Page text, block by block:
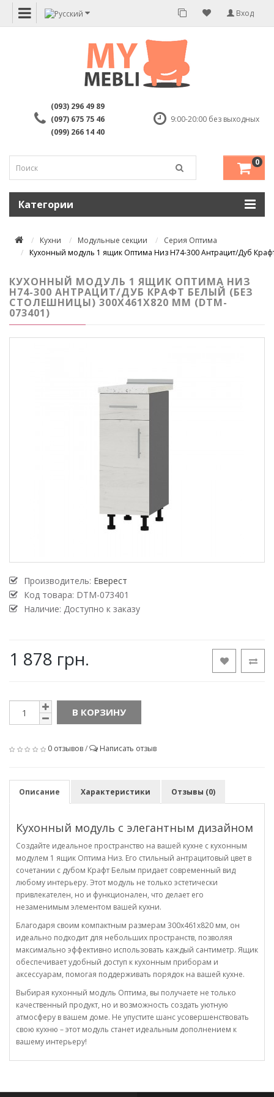
Вход
(093) 296 49 89
(097) 675 75 46
(099) 266 14 40
9:00-20:00 без выходных
0
Категории
Кухни Модульные секции
Серия Оптима
Кухонный модуль 1 ящик Оптима Низ Н74-300 Антрацит/Дуб
КУХОННЫЙ МОДУЛЬ 1 ЯЩИК ОПТИМА НИЗ
Н74-300 АНТРАЦИТ/ДУБ КРАФТ БЕЛЫЙ (БЕЗ
СТОЛЕШНИЦЫ) 300Х461Х820 ММ (DTM-
073401)
Производитель: Еверест
Код товара: DTM-073401
Наличие: Доступно к заказу
1 878 грн.
В КОРЗИНУ
0 отзывов/ Написать отзыв
Описание Характеристики Отзывы (0)
Кухонный модуль с элегантным дизайном
Создайте идеальное пространство на вашей кухне с кухонным
модулем 1 ящик Оптима Низ. Его стильный антрацитовый цвет в
сочетании с дубом Крафт Белым придает современный вид
любому интерьеру. Этот модуль не только эстетически
привлекателен, но и функционален, что делает его
незаменимым элементом вашей кухни.
Благодаря своим компактным размерам 300х461х820 мм, он
идеально подходит для небольших пространств, позволяя
максимально эффективно использовать каждый сантиметр. Ящик
обеспечивает удобный доступ к кухонным приборам и
аксессуарам, помогая поддерживать порядок на вашей кухне.
Выбирая кухонный модуль Оптима, вы получаете не только
качественный продукт, но и возможность создать уютную
атмосферу в вашем доме. Не упустите шанс усовершенствовать
свою кухню – этот модуль станет идеальным дополнением к
вашему интерьеру!